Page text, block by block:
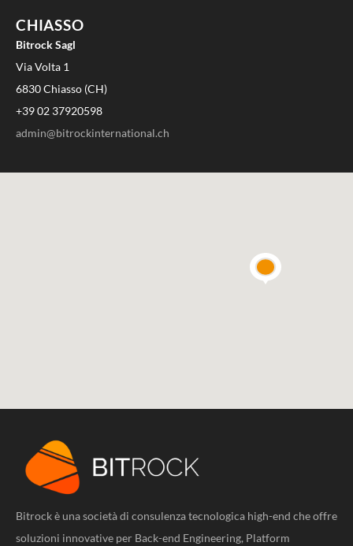
CHIASSO
Bitrock Sagl
Via Volta 1
6830 Chiasso (CH)
+39 02 37920598
admin@bitrockinternational.ch
Bitrock è una società di consulenza tecnologica high-end che offre
soluzioni innovative per Back-end Engineering, Platform